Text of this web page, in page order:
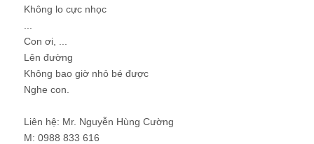
Không lo cực nhọc
...
Con ơi, ...
Lên đường
Không bao giờ nhỏ bé được
Nghe con.
Liên hệ: Mr. Nguyễn Hùng Cường
M: 0988 833 616